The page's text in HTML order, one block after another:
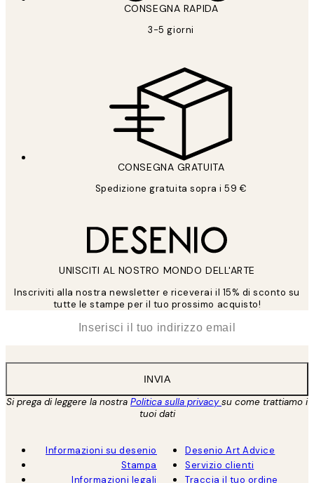
CONSEGNA RAPIDA
3-5 giorni
CONSEGNA GRATUITA
Spedizione gratuita sopra i 59 €
UNISCITI AL NOSTRO MONDO DELL'ARTE
Inscriviti alla nostra newsletter e riceverai il 15% di sconto su
tutte le stampe per il tuo prossimo acquisto!
INVIA
Si prega di leggere la nostra Politica sulla privacysu come trattiamo i
tuoi dati
Informazioni su desenio
Stampa
Informazioni legali
Desenio Art Advice
Servizio clienti
Traccia il tuo ordine